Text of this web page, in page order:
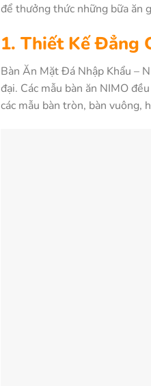
để thưởng thức những bữa ăn
1. Thiết Kế Đẳng
Bàn Ăn Mặt Đá Nhập Khẩu –
đại. Các mẫu bàn ăn NIMO
các mẫu bàn tròn, bàn vuông,